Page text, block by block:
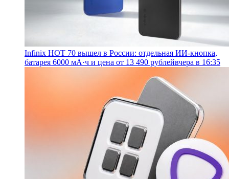
Infinix HOT 70 вышел в России: отдельная ИИ-кнопка,
батарея 6000 мА·ч и цена от 13 490 рублейвчера в 16:35